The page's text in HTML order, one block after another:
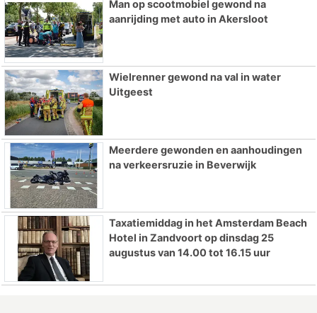
Man op scootmobiel gewond na
aanrijding met auto in Akersloot
Wielrenner gewond na val in water
Uitgeest
Meerdere gewonden en aanhoudingen
na verkeersruzie in Beverwijk
Taxatiemiddag in het Amsterdam Beach
Hotel in Zandvoort op dinsdag 25
augustus van 14.00 tot 16.15 uur